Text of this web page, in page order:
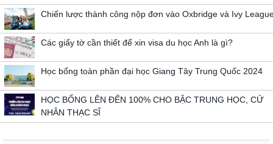
Chiến lược thành công nộp đơn vào Oxbridge và Ivy
Các giấy tờ cần thiết để xin visa du học Anh là gì?
Học bổng toàn phần đại học Giang Tây Trung Quốc 2024
HỌC BỔNG LÊN ĐẾN 100% CHO BẬC TRUNG HỌC, CỬ
NHÂN THẠC SĨ